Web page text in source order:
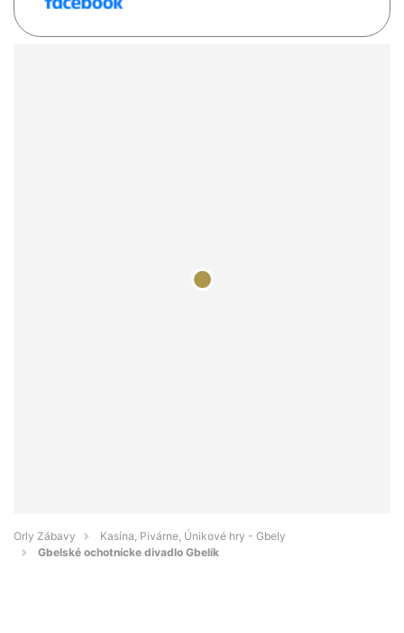
Orly Zábavy
Kasína, Pivárne, Únikové hry - Gbely
Gbelské ochotnícke divadlo Gbelík